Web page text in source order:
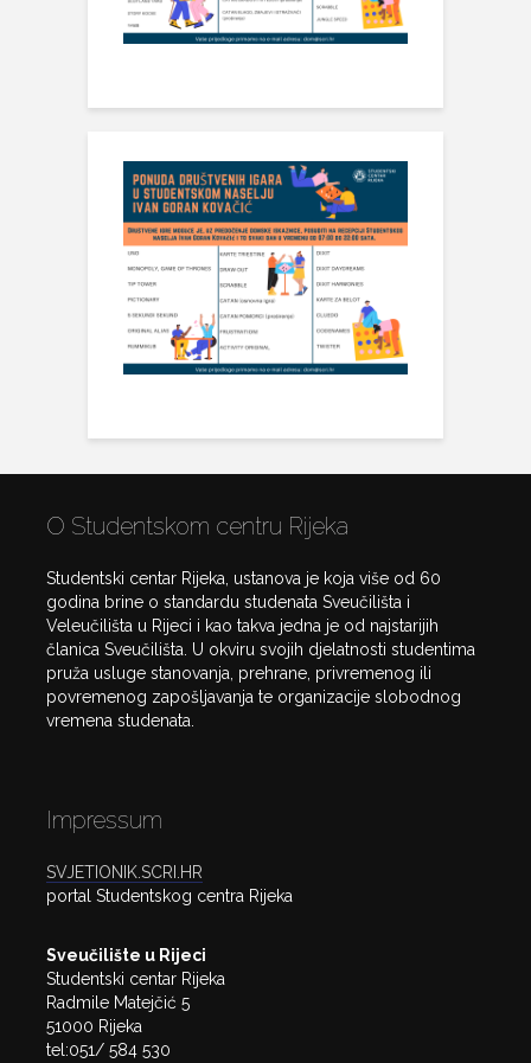
O Studentskom centru Rijeka
Studentski centar Rijeka, ustanova je koja više od 60
godina brine o standardu studenata Sveučilišta i
Veleučilišta u Rijeci i kao takva jedna je od najstarijih
članica Sveučilišta. U okviru svojih djelatnosti studentima
pruža usluge stanovanja, prehrane, privremenog ili
povremenog zapošljavanja te organizacije slobodnog
vremena studenata.
Impressum
SVJETIONIK.SCRI.HR
portal Studentskog centra Rijeka
Sveučilište u Rijeci
Studentski centar Rijeka
Radmile Matejčić 5
51000 Rijeka
tel:051/ 584 530